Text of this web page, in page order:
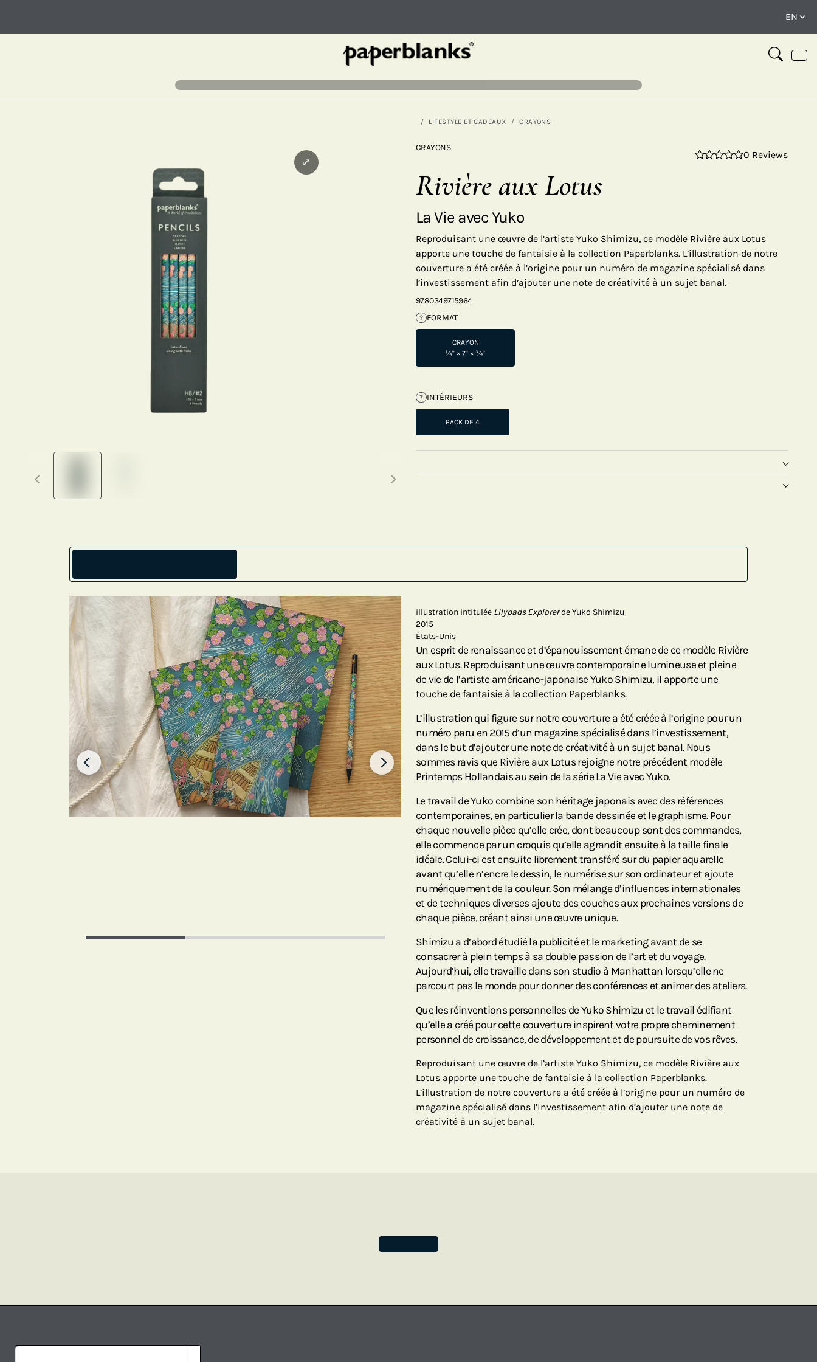
LIFESTYLE ET CADEAUX CRAYONS
⤢
CRAYONS
0 Reviews
Rivière aux Lotus
La Vie avec Yuko
Reproduisant une œuvre de l’artiste Yuko Shimizu, ce modèle Rivière aux Lotus
apporte une touche de fantaisie à la collection Paperblanks. L’illustration de notre
couverture a été créée à l’origine pour un numéro de magazine spécialisé dans
l’investissement afin d’ajouter une note de créativité à un sujet banal.
9780349715964
? FORMAT
CRAYON
¼" × 7" × ¾"
? INTÉRIEURS
PACK DE 4
illustration intitulée Lilypads Explorerde Yuko Shimizu
2015
États-Unis
Un esprit de renaissance et d’épanouissement émane de ce modèle Rivière
aux Lotus. Reproduisant une œuvre contemporaine lumineuse et pleine
de vie de l’artiste américano-japonaise Yuko Shimizu, il apporte une
touche de fantaisie à la collection Paperblanks.
L’illustration qui figure sur notre couverture a été créée à l’origine pour un
numéro paru en 2015 d’un magazine spécialisé dans l’investissement,
dans le but d’ajouter une note de créativité à un sujet banal. Nous
sommes ravis que Rivière aux Lotus rejoigne notre précédent modèle
Printemps Hollandais au sein de la série La Vie avec Yuko.
Le travail de Yuko combine son héritage japonais avec des références
contemporaines, en particulier la bande dessinée et le graphisme. Pour
chaque nouvelle pièce qu’elle crée, dont beaucoup sont des commandes,
elle commence par un croquis qu’elle agrandit ensuite à la taille finale
idéale. Celui-ci est ensuite librement transféré sur du papier aquarelle
avant qu’elle n’encre le dessin, le numérise sur son ordinateur et ajoute
numériquement de la couleur. Son mélange d’influences internationales
et de techniques diverses ajoute des couches aux prochaines versions de
chaque pièce, créant ainsi une œuvre unique.
Shimizu a d’abord étudié la publicité et le marketing avant de se
consacrer à plein temps à sa double passion de l’art et du voyage.
Aujourd’hui, elle travaille dans son studio à Manhattan lorsqu’elle ne
parcourt pas le monde pour donner des conférences et animer des ateliers.
Que les réinventions personnelles de Yuko Shimizu et le travail édifiant
qu’elle a créé pour cette couverture inspirent votre propre cheminement
personnel de croissance, de développement et de poursuite de vos rêves.
Reproduisant une œuvre de l’artiste Yuko Shimizu, ce modèle Rivière aux
Lotus apporte une touche de fantaisie à la collection Paperblanks.
L’illustration de notre couverture a été créée à l’origine pour un numéro de
magazine spécialisé dans l’investissement afin d’ajouter une note de
créativité à un sujet banal.